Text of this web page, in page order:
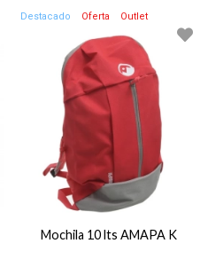
Destacado Oferta Outlet
Mochila 10 lts AMAPA K